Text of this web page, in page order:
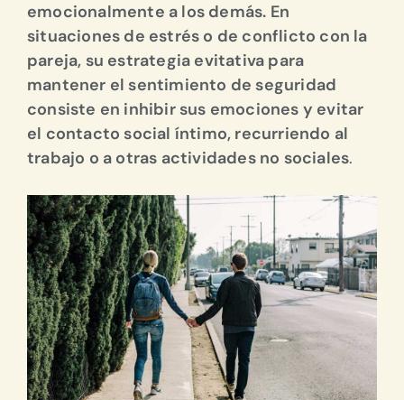
emocionalmente a los demás. En
situaciones de estrés o de conflicto con la
pareja, su estrategia evitativa para
mantener el sentimiento de seguridad
consiste en inhibir sus emociones y evitar
el contacto social íntimo, recurriendo al
trabajo o a otras actividades no sociales.